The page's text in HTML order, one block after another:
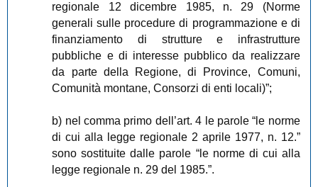
regionale 12 dicembre 1985, n. 29 (Norme
generali sulle procedure di programmazione e di
finanziamento di strutture e infrastrutture
pubbliche e di interesse pubblico da realizzare
da parte della Regione, di Province, Comuni,
Comunità montane, Consorzi di enti locali)”;
b) nel comma primo dell’art. 4 le parole “le norme
di cui alla legge regionale 2 aprile 1977, n. 12.”
sono sostituite dalle parole “le norme di cui alla
legge regionale n. 29 del 1985.”.